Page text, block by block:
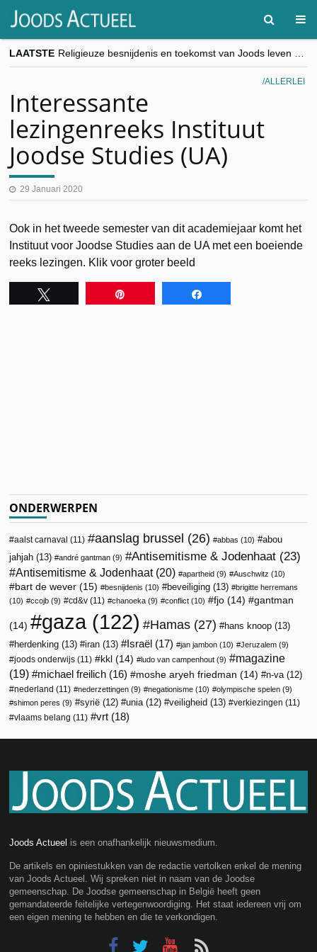
LAATSTE
“Besnijdenisdebat toont hoe moeilijk seculiere Westen minderheden begrijpt”, Jinnih Beels (Vooruit)
CITYTRIP | ROEMENIË – Boekarest: de verrassing van Oost-Europa
ALLERLEI
Interessante
lezingenreeks Instituut
Joodse Studies (UA)
29 Januari 2020
Ook in het tweede semester van dit academiejaar komt het
Instituut voor Joodse Studies aan de UA met een boeiende
reeks lezingen. Klik voor groter beeld
ONDERWERPEN
aalst carnaval (11) aanslag brussel (26) abbas (10)
abou
jahjah (13) andré gantman (9) Antisemitisme & Jodenhaat (23)
Antisemitisme & Jodenhaat(20) apartheid (9) Auschwitz (10)
bart de wever (15) besnijdenis (10) beveiliging (13)
brigitte herremans
(10)
ccojb (9) cd&v (11) chanoeka (9) conflict (10) fjo (14) gantman
(14) gaza (122) Hamas (27) hans knoop (13)
herdenking (13) iran (13) Israël (17) jan jambon (10) Jeruzalem (9)
joods onderwijs (11) kkl (14) ludo van campenhout (9)
magazine
(19)
michael freilich (16) moshe aryeh friedman (14) n-va (12)
nederland (11) nederzettingen (9) negationisme (10) olympische spelen (9)
shimon peres (9) syrië (12) unia (12) veiligheid (13) verkiezingen (11)
vlaams belang (11) vrt (18)
Joods Actueel is een onafhankelijk nieuwsmedium.
De artikels en opiniestukken van de redactie vertolken enkel de mening
van Joods Actueel. Wij spreken niet in naam van de Joodse
gemeenschap. De Joodse gemeenschap in België heeft geen
gemandateerde feitelijke vertegenwoordiging. Het staat iedereen vrij om
een eigen mening te hebben en die te verkondigen.